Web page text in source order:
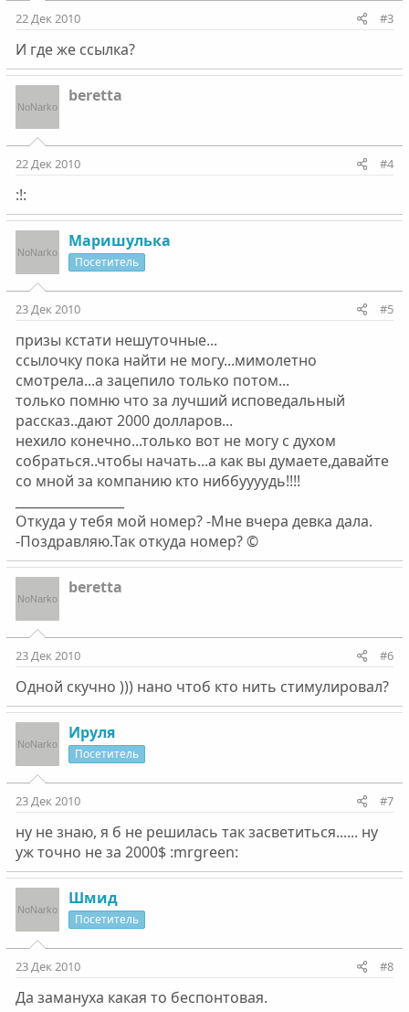
22 Дек 2010 #3
И где же ссылка?
beretta
22 Дек 2010 #4
:!:
Маришулька
Посетитель
23 Дек 2010 #5
призы кстати нешуточные...
ссылочку пока найти не могу...мимолетно
смотрела...а зацепило только потом...
только помню что за лучший исповедальный
рассказ..дают 2000 долларов...
нехило конечно...только вот не могу с духом
собраться..чтобы начать...а как вы думаете,давайте
со мной за компанию кто ниббуууудь!!!!
Откуда у тебя мой номер? -Мне вчера девка дала.
-Поздравляю.Так откуда номер? ©
beretta
23 Дек 2010 #6
Одной скучно ))) нано чтоб кто нить стимулировал?
Ируля
Посетитель
23 Дек 2010 #7
ну не знаю, я б не решилась так засветиться...... ну
уж точно не за 2000$ :mrgreen:
Шмид
Посетитель
23 Дек 2010 #8
Да замануха какая то беспонтовая.